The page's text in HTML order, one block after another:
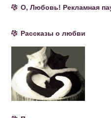
О, Любовь! Рекламная
Рассказы о любви